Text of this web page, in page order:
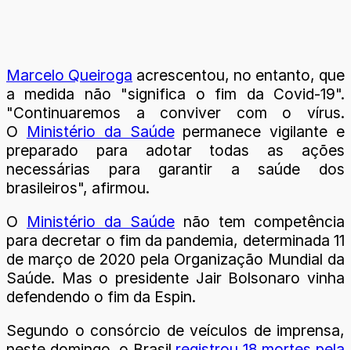
Marcelo Queiroga acrescentou, no entanto, que
a medida não "significa o fim da Covid-19".
"Continuaremos a conviver com o vírus.
O Ministério da Saúdepermanece vigilante e
preparado para adotar todas as ações
necessárias para garantir a saúde dos
brasileiros", afirmou.
O Ministério da Saúde não tem competência
para decretar o fim da pandemia, determinada 11
de março de 2020 pela Organização Mundial da
Saúde. Mas o presidente Jair Bolsonaro vinha
defendendo o fim da Espin.
Segundo o consórcio de veículos de imprensa,